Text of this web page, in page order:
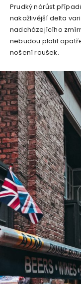
Prudký nárůst
nakažlivější delta
nadcházejícího
nebudou platit
nošení roušek.